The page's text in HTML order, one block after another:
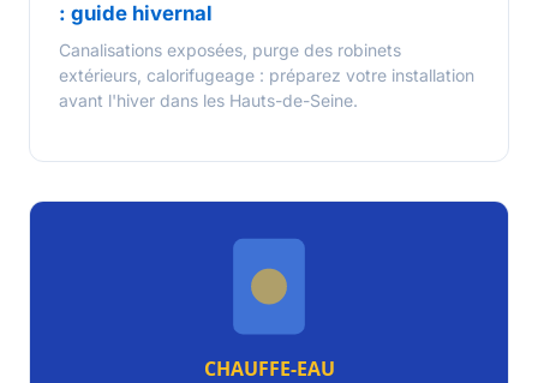
: guide hivernal
Canalisations exposées, purge des robinets
extérieurs, calorifugeage : préparez votre installation
avant l'hiver dans les Hauts-de-Seine.